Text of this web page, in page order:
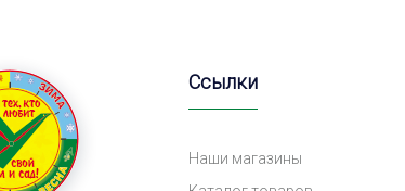
Ссылки
Наши магазины